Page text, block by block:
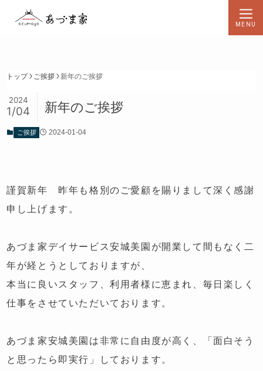
MENU
トップ ご挨拶 新年のご挨拶
新年のご挨拶
2024
1/04
ご挨拶 2024-01-04
謹賀新年 昨年も格別のご愛顧を賜りまして深く感謝
申し上げます。
あづま家デイサービス安城美園が開業して間もなく二
年が経とうとしておりますが、
本当に良いスタッフ、利用者様に恵まれ、毎日楽しく
仕事をさせていただいております。
あづま家安城美園は非常に自由度が高く、「面白そう
と思ったら即実行」しております。